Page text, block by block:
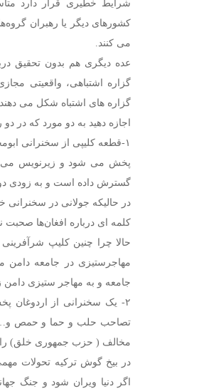
شرایط خطیری قرار دارد
کشورهای دیگر یا رهبران
می کنند.
عده دیگری هم بدون تحقیق
گزاره اشتباهی، واقعیتی
گزاره های اشتباه شکل می دهند.
اجازه دهید به دو مورد که در
١-قطعه کلیپی از سخنرانی
پخش می شود و زیرنویس می
گسترش داده است و به زودی
در حالیکه جولانی در سخنرانی
کلمه ای درباره افغان‌ها صحبت
حالا چرا چنین کلیپ
مهاجرستیزی در جامعه دامن
جامعه و به مهاجر ستیزی
٢- یک سخنرانی از
تصاحب حلب و حما و حمص و…
مخالف ( حزب جمهوری خلق) را
در بیخ گوش ترکیه تحولات
اگر دنیا ویران شود و جنگ